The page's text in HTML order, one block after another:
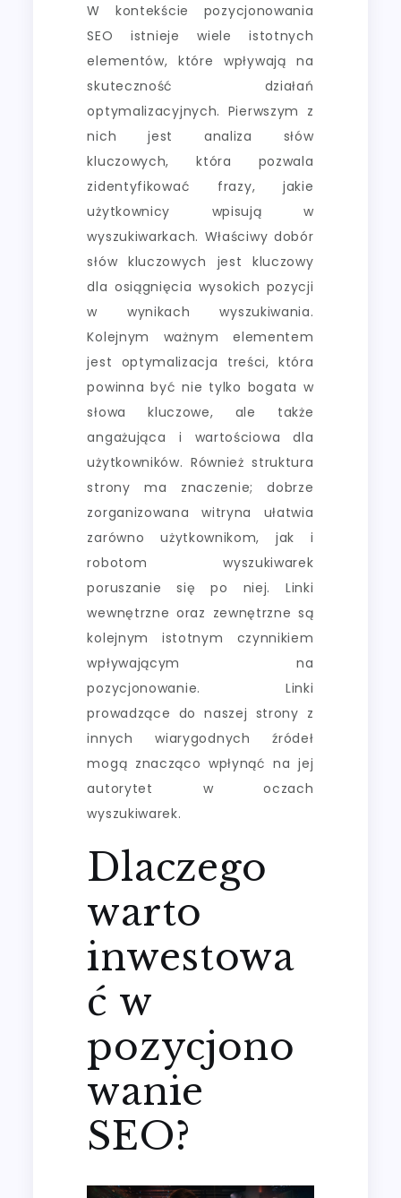
W kontekście pozycjonowania
SEO istnieje wiele istotnych
elementów, które wpływają na
skuteczność działań
optymalizacyjnych. Pierwszym z
nich jest analiza słów
kluczowych, która pozwala
zidentyfikować frazy, jakie
użytkownicy wpisują w
wyszukiwarkach. Właściwy dobór
słów kluczowych jest kluczowy
dla osiągnięcia wysokich pozycji
w wynikach wyszukiwania.
Kolejnym ważnym elementem
jest optymalizacja treści, która
powinna być nie tylko bogata w
słowa kluczowe, ale także
angażująca i wartościowa dla
użytkowników. Również struktura
strony ma znaczenie; dobrze
zorganizowana witryna ułatwia
zarówno użytkownikom, jak i
robotom wyszukiwarek
poruszanie się po niej. Linki
wewnętrzne oraz zewnętrzne są
kolejnym istotnym czynnikiem
wpływającym na
pozycjonowanie. Linki
prowadzące do naszej strony z
innych wiarygodnych źródeł
mogą znacząco wpłynąć na jej
autorytet w oczach
wyszukiwarek.
Dlaczego
warto
inwestowa
ć w
pozycjono
wanie
SEO?